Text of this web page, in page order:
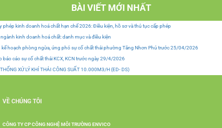
BÀI VIẾT MỚI NHẤT
phép kinh doanh hoá chất hạn chế 2026: Điều kiện, hồ sơ và thủ tục cấp phép
kinh doanh hoá chất: danh mục và điều kiện
kế hoạch phòng ngừa, ứng phó sự cố chất thải phường Tăng Nhơn Phú trước 25/04/2026
báo cáo sự cố chất thải KCX, KCN trước ngày 29/4/2026
XỬ LÝ KHÍ THẢI CÔNG SUẤT 10.000M3/H (ED- DS)
VỀ CHÚNG TÔI
CÔNG TY CP CÔNG NGHỆ MÔI TRƯỜNG ENVICO